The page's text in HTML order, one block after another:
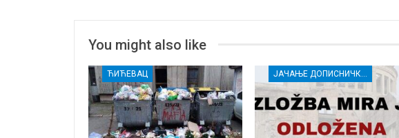
You might also like
ЋИЋЕВАЦ ЈАЧАЊЕ ДОПИСНИЧКЕ МРЕЖЕ НЕЗАВИСНИХ МЕДИЈА У РАСИНСКОМ ОКРУГУ